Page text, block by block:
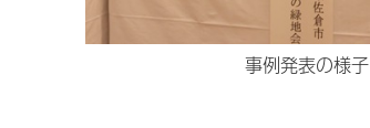
事例発表の様子